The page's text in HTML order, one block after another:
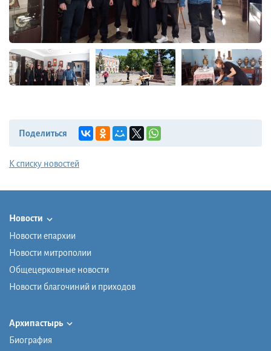
Поделиться
К списку новостей
Новости
Новости епархии
Новости митрополии
Общецерковные новости
Новости благочиний и приходов
Архипастырь
Биография